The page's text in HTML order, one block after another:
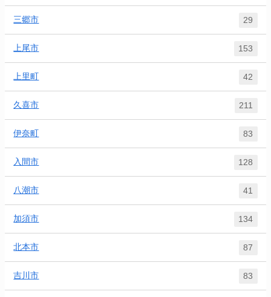
三郷市 29
上尾市 153
上里町 42
久喜市 211
伊奈町 83
入間市 128
八潮市 41
加須市 134
北本市 87
吉川市 83